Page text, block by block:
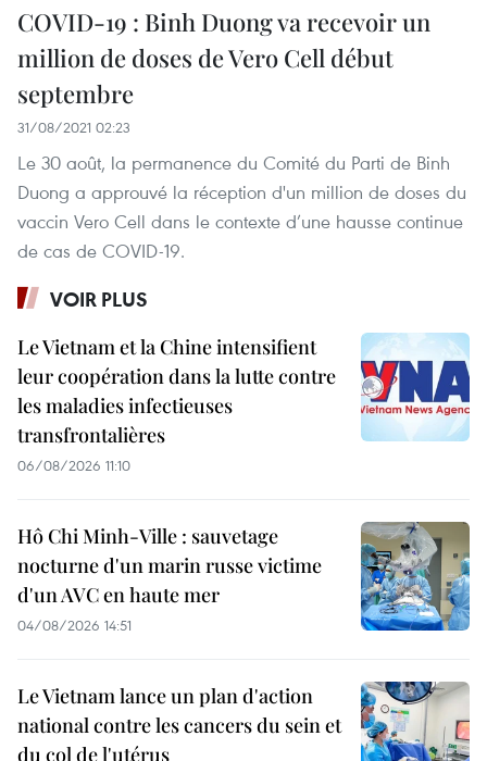
COVID-19 : Binh Duong va recevoir un
million de doses de Vero Cell début
septembre
31/08/2021 02:23
Le 30 août, la permanence du Comité du Parti de Binh
Duong a approuvé la réception d'un million de doses du
vaccin Vero Cell dans le contexte d’une hausse continue
de cas de COVID-19.
VOIR PLUS
Le Vietnam et la Chine intensifient
leur coopération dans la lutte contre
les maladies infectieuses
transfrontalières
06/08/2026 11:10
Hô Chi Minh-Ville : sauvetage
nocturne d'un marin russe victime
d'un AVC en haute mer
04/08/2026 14:51
Le Vietnam lance un plan d'action
national contre les cancers du sein et
du col de l'utérus